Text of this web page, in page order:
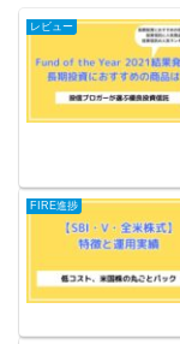
レビュー
FIRE進捗